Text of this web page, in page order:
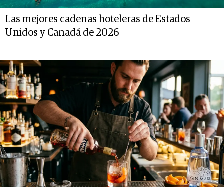
Las mejores cadenas hoteleras de Estados
Unidos y Canadá de 2026